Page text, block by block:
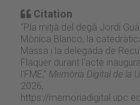
Citation
“Pla mitjà del degà Jordi
Mònica Blanco, la
Massa i la delegada de
Flaquer durant l'acte
l'FME,” Memòria Digital de la
2026,
https://